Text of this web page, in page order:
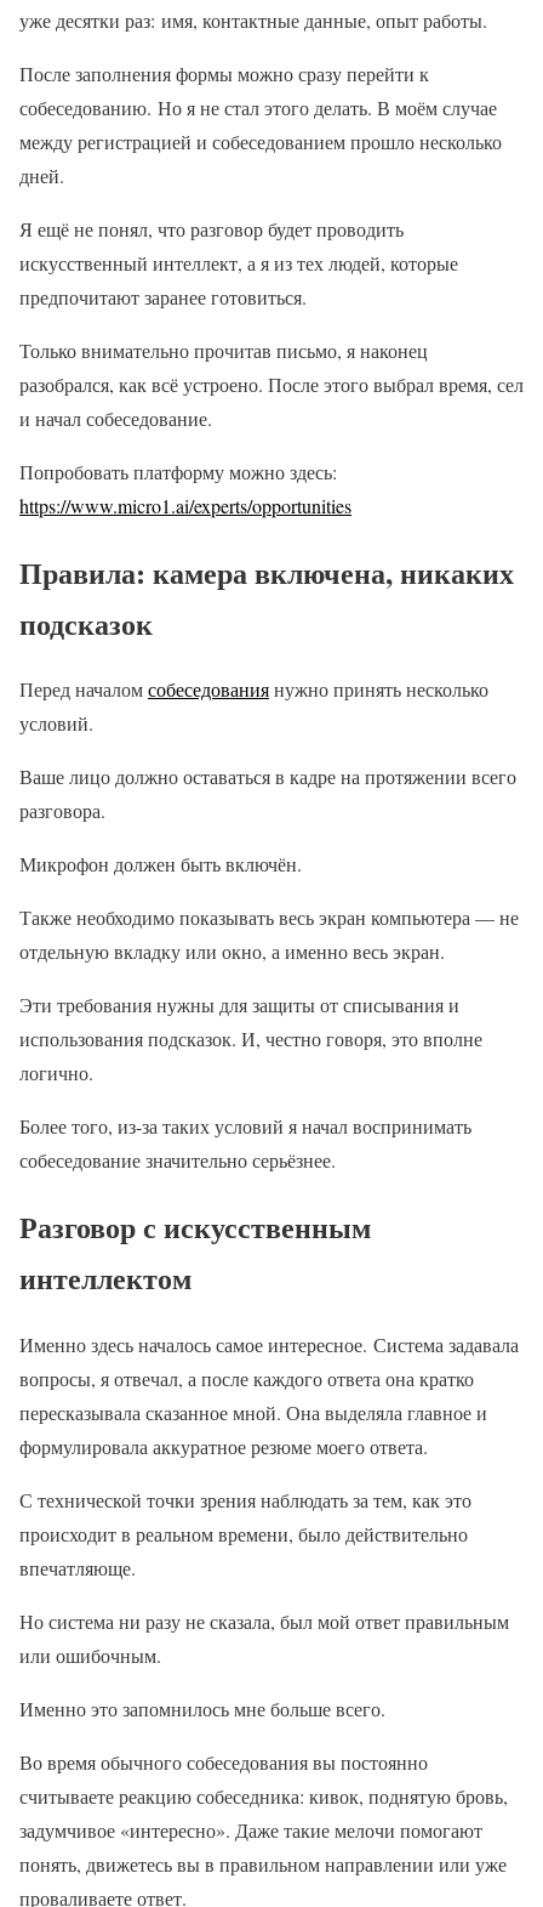
уже десятки раз: имя, контактные данные, опыт работы.
После заполнения формы можно сразу перейти к
собеседованию. Но я не стал этого делать. В моём случае
между регистрацией и собеседованием прошло несколько
дней.
Я ещё не понял, что разговор будет проводить
искусственный интеллект, а я из тех людей, которые
предпочитают заранее готовиться.
Только внимательно прочитав письмо, я наконец
разобрался, как всё устроено. После этого выбрал время, сел
и начал собеседование.
Попробовать платформу можно здесь:
https://www.micro1.ai/experts/opportunities
Правила: камера включена, никаких
подсказок
Перед началомсобеседованиянужно принять несколько
условий.
Ваше лицо должно оставаться в кадре на протяжении всего
разговора.
Микрофон должен быть включён.
Также необходимо показывать весь экран компьютера — не
отдельную вкладку или окно, а именно весь экран.
Эти требования нужны для защиты от списывания и
использования подсказок. И, честно говоря, это вполне
логично.
Более того, из-за таких условий я начал воспринимать
собеседование значительно серьёзнее.
Разговор с искусственным
интеллектом
Именно здесь началось самое интересное. Система задавала
вопросы, я отвечал, а после каждого ответа она кратко
пересказывала сказанное мной. Она выделяла главное и
формулировала аккуратное резюме моего ответа.
С технической точки зрения наблюдать за тем, как это
происходит в реальном времени, было действительно
впечатляюще.
Но система ни разу не сказала, был мой ответ правильным
или ошибочным.
Именно это запомнилось мне больше всего.
Во время обычного собеседования вы постоянно
считываете реакцию собеседника: кивок, поднятую бровь,
задумчивое «интересно». Даже такие мелочи помогают
понять, движетесь вы в правильном направлении или уже
проваливаете ответ.